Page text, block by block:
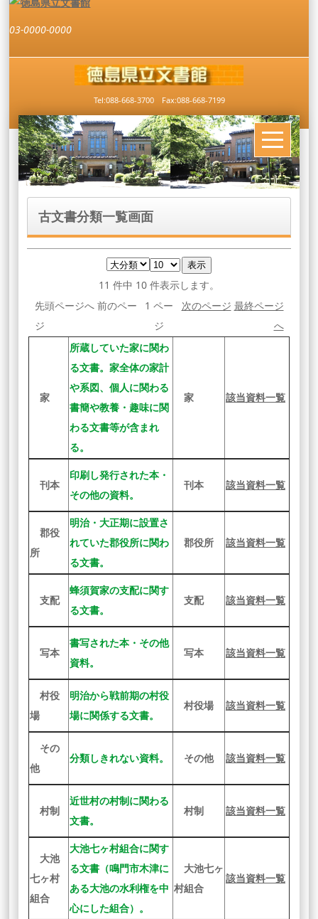
03-0000-0000
Tel:088-668-3700 Fax:088-668-7199
古文書分類一覧画面
11 件中 10 件表示します。
先頭ページへ 前のペー
ジ
1 ペー
ジ
次のページ 最終ページ
へ
家
所蔵していた家に関わ
る文書。家全体の家計
や系図、個人に関わる
書簡や教養・趣味に関
わる文書等が含まれ
る。
家 該当資料一覧
刊本
印刷し発行された本・
その他の資料。
刊本 該当資料一覧
郡役
所
明治・大正期に設置さ
れていた郡役所に関わ
る文書。
郡役所 該当資料一覧
支配
蜂須賀家の支配に関す
る文書。
支配 該当資料一覧
写本
書写された本・その他
資料。
写本 該当資料一覧
村役
場
明治から戦前期の村役
場に関係する文書。
村役場 該当資料一覧
その
他
分類しきれない資料。 その他 該当資料一覧
村制
近世村の村制に関わる
文書。
村制 該当資料一覧
大池
七ヶ村
組合
大池七ヶ村組合に関す
る文書（鳴門市木津に
ある大池の水利権を中
心にした組合）。
大池七ヶ
村組合
該当資料一覧